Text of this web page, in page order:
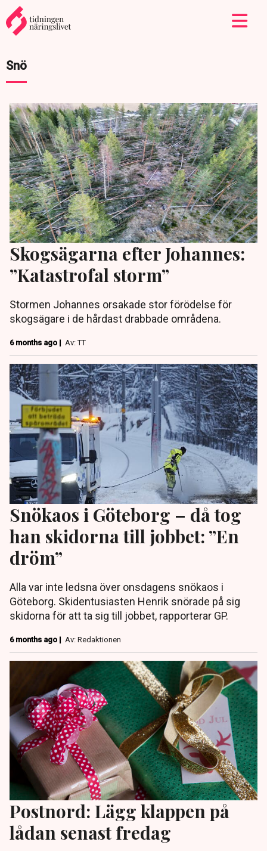
Snö
Skogsägarna efter Johannes:
”Katastrofal storm”
Stormen Johannes orsakade stor förödelse för
skogsägare i de hårdast drabbade områdena.
6 months ago | Av: TT
Snökaos i Göteborg – då tog
han skidorna till jobbet: ”En
dröm”
Alla var inte ledsna över onsdagens snökaos i
Göteborg. Skidentusiasten Henrik snörade på sig
skidorna för att ta sig till jobbet, rapporterar GP.
6 months ago | Av: Redaktionen
Postnord: Lägg klappen på
lådan senast fredag